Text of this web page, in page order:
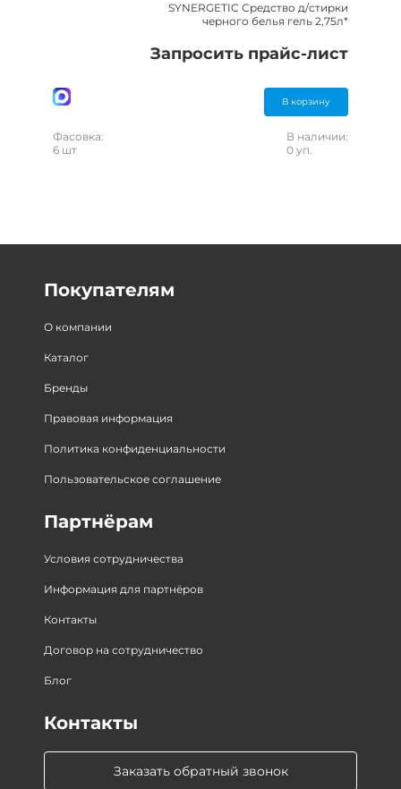
SYNERGETIC Средство д/стирки
черного белья гель 2,75л*
Запросить прайс-лист
В корзину
Фасовка:
6 шт
В наличии:
0 уп.
Покупателям
О компании
Каталог
Бренды
Правовая информация
Политика конфиденциальности
Пользовательское соглашение
Партнёрам
Условия сотрудничества
Информация для партнёров
Контакты
Договор на сотрудничество
Блог
Заказать обратный звонок
Контакты